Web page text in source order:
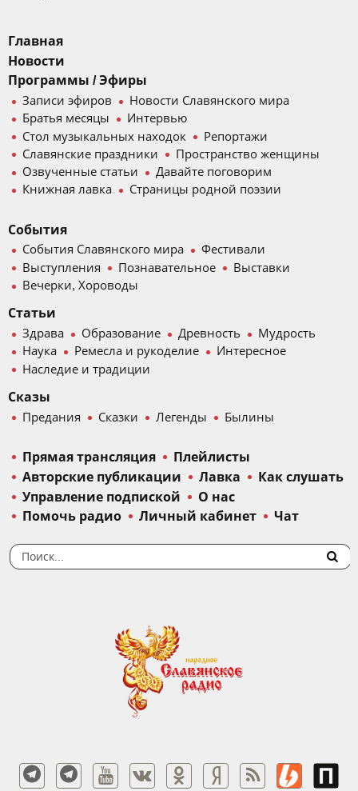
Главная
Новости
Программы / Эфиры
Записи эфиров
Новости Славянского мира
Братья месяцы
Интервью
Стол музыкальных находок
Репортажи
Славянские праздники
Пространство женщины
Озвученные статьи
Давайте поговорим
Книжная лавка
Страницы родной поэзии
События
События Славянского мира
Фестивали
Выступления
Познавательное
Выставки
Вечерки, Хороводы
Статьи
Здрава Образование Древность
Мудрость
Наука
Ремесла и рукоделие
Интересное
Наследие и традиции
Сказы
Предания Сказки Легенды Былины
Прямая трансляция
Плейлисты
Авторские публикации
Лавка
Как слушать
Управление подпиской
О нас
Помочь радио
Личный кабинет Чат